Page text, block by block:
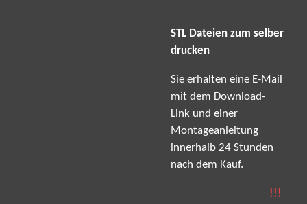
STL Dateien zum selber
drucken
Sie erhalten eine E-Mail
mit dem Download-
Link und einer
Montageanleitung
innerhalb 24 Stunden
nach dem Kauf.
!!!